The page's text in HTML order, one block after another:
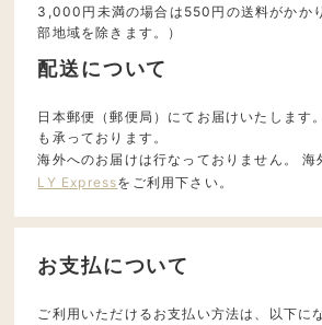
3,000円未満の場合は550円の送料がかか
部地域を除きます。）
配送について
日本郵便（郵便局）にてお届けいたします
も承っております。
海外へのお届けは行なっておりません。 海
LY Expressをご利用下さい。
お支払について
ご利用いただけるお支払い方法は、以下に